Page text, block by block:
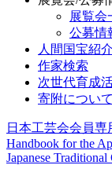
展覧会
公募情
人間国宝紹介
作家検索
次世代育成
寄附について
日本工芸会会員専
Handbook for the
Japanese Traditional